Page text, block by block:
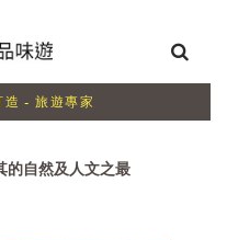
- 旅遊專家
的自然及人文之最